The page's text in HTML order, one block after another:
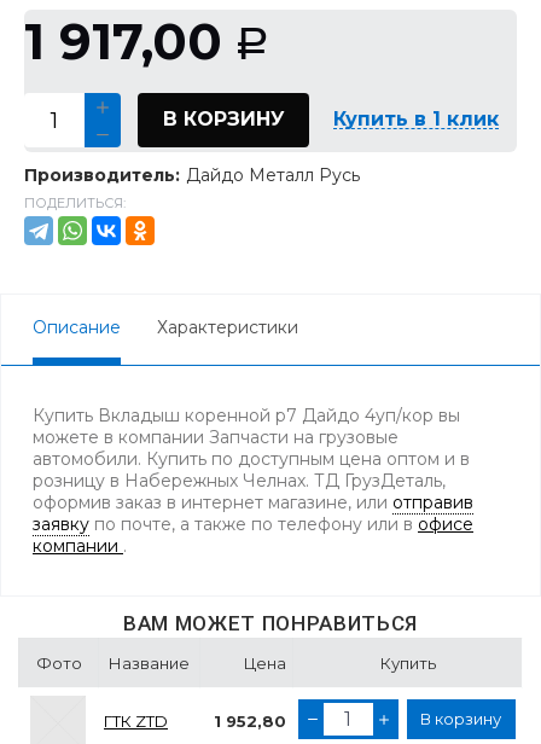
1 917,00 Р
В КОРЗИНУ Купить в 1 клик
Производитель: Дайдо Металл Русь
ПОДЕЛИТЬСЯ:
Описание Характеристики
Купить Вкладыш коренной р7 Дайдо 4уп/кор вы
можете в компании Запчасти на грузовые
автомобили. Купить по доступным цена оптом и в
розницу в Набережных Челнах. ТД ГрузДеталь,
оформив заказ в интернет магазине, или отправив
заявку по почте, а также по телефону или в офисе
компании .
ВАМ МОЖЕТ ПОНРАВИТЬСЯ
Фото Название Цена Купить
ГТК ZTD 1 952,80 В корзину